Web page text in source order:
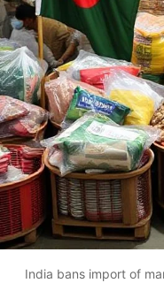
India bans import of